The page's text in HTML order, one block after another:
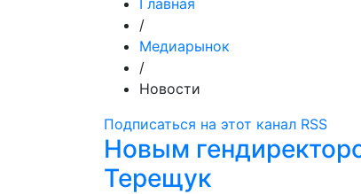
Главная
/
Медиарынок
/
Новости
Подписаться на этот канал RSS
Новым
Терещук